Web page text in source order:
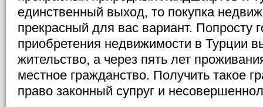
единственный выход, то покупка
прекрасный для вас вариант. Попросту
приобретения недвижимости в Турции
жительство, а через пять лет
местное гражданство. Получить такое
право законный супруг и